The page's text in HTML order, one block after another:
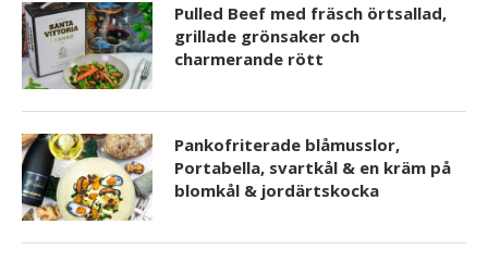
Pulled Beef med fräsch örtsallad,
grillade grönsaker och
charmerande rött
Pankofriterade blåmusslor,
Portabella, svartkål & en kräm på
blomkål & jordärtskocka